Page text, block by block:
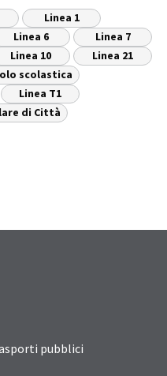
Linea 1
Linea 6
Linea 7
Linea 10
Linea 21
scolastica
Linea T1
di Città
pubblici